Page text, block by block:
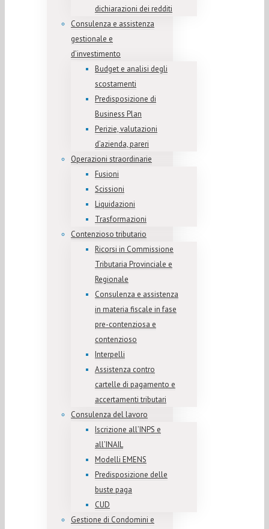
dichiarazioni dei redditi
Consulenza e assistenza
gestionale e
d’investimento
Budget e analisi degli
scostamenti
Predisposizione di
Business Plan
Perizie, valutazioni
d’azienda, pareri
Operazioni straordinarie
Fusioni
Scissioni
Liquidazioni
Trasformazioni
Contenzioso tributario
Ricorsi in Commissione
Tributaria Provinciale e
Regionale
Consulenza e assistenza
in materia fiscale in fase
pre-contenziosa e
contenzioso
Interpelli
Assistenza contro
cartelle di pagamento e
accertamenti tributari
Consulenza del lavoro
Iscrizione all’INPS e
all’INAIL
Modelli EMENS
Predisposizione delle
buste paga
CUD
Gestione di Condomini e